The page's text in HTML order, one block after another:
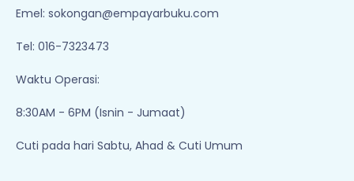
Emel: sokongan@empayarbuku.com
Tel: 016-7323473
Waktu Operasi:
8:30AM - 6PM (Isnin - Jumaat)
Cuti pada hari Sabtu, Ahad & Cuti Umum